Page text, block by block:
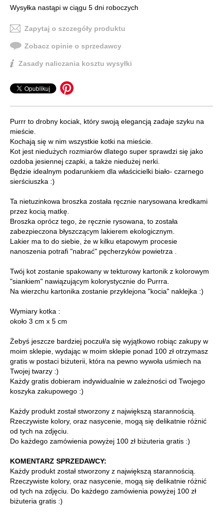
Wysyłka nastąpi w ciągu 5 dni roboczych
Zapytaj o szczegóły produktu
Zobacz opinie o sprzedawcy
Zasady naliczania kosztu wysyłki
Purrr to drobny kociak, który swoją elegancją zadaje szyku na
mieście.
Kochają się w nim wszystkie kotki na mieście.
Kot jest niedużych rozmiarów dlatego super sprawdzi się jako
ozdoba jesiennej czapki, a także niedużej nerki.
Będzie idealnym podarunkiem dla właścicielki biało- czarnego
sierściuszka :)
Ta nietuzinkowa broszka została ręcznie narysowana kredkami
przez kocią matkę.
Broszka oprócz tego, że ręcznie rysowana, to została
zabezpieczona błyszczącym lakierem ekologicznym.
Lakier ma to do siebie, że w kilku etapowym procesie
nanoszenia potrafi "nabrać" pęcherzyków powietrza .
Twój kot zostanie spakowany w tekturowy kartonik z kolorowym
"siankiem" nawiązującym kolorystycznie do Purrra.
Na wierzchu kartonika zostanie przyklejona "kocia" naklejka :)
Wymiary kotka :
około 3 cm x 5 cm
Żebyś jeszcze bardziej poczuł/a się wyjątkowo robiąc zakupy w
moim sklepie, wydając w moim sklepie ponad 100 zł otrzymasz
gratis w postaci biżuterii, która na pewno wywoła uśmiech na
Twojej twarzy :)
Każdy gratis dobieram indywidualnie w zależności od Twojego
koszyka zakupowego :)
Każdy produkt został stworzony z największą starannością.
Rzeczywiste kolory, oraz nasycenie, mogą się delikatnie różnić
od tych na zdjęciu.
Do każdego zamówienia powyżej 100 zł biżuteria gratis :)
KOMENTARZ SPRZEDAWCY:
Każdy produkt został stworzony z największą starannością.
Rzeczywiste kolory, oraz nasycenie, mogą się delikatnie różnić
od tych na zdjęciu. Do każdego zamówienia powyżej 100 zł
biżuteria gratis :)